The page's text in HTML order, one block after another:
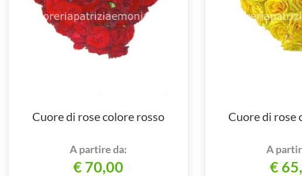
Cuore di rose colore rosso
A partire da:
€ 70,00
Cuore di rose
A
€